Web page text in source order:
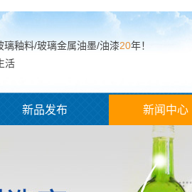
璃釉料/玻璃金属油墨/油漆20年！
活
新品发布 新闻中心